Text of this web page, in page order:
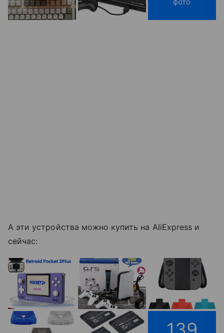
А эти устройства можно купить на AliExpress и
сейчас: